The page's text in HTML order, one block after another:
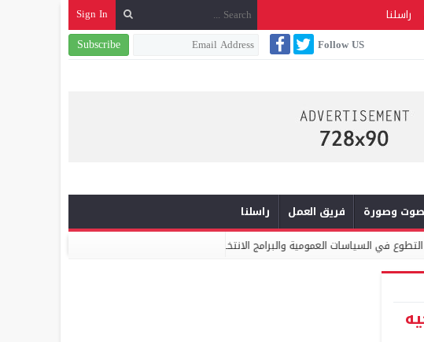
راسلنا
Sign In
Subscribe Follow US
صوت وصورة فريق العمل
راسلنا
العمومية والبرامج الانتخابية ميكومار: الابتكار والشراكة أساس الارتقاء بخدمات